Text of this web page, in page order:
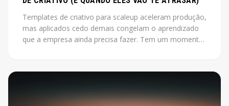
Templates de criativo para scaleup aceleram produção,
mas aplicados cedo demais congelam o aprendizado
que a empresa ainda precisa fazer. Tem um momento
montar um sistema, industrializar. Só que esse instinto,
a empresa ainda precisa descobrir.